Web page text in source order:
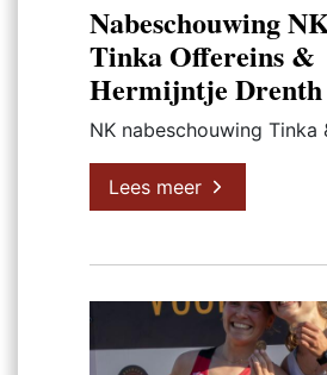
Nabeschouwing
Tinka Offereins &
Hermijntje Drenth
NK nabeschouwing Tinka
Lees meer